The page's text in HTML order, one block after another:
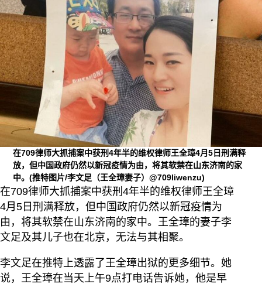
在709律师大抓捕案中获刑4年半的维权律师王全璋4月5日刑满释
放，但中国政府仍然以新冠疫情为由，将其软禁在山东济南的家
中。(推特图片/李文足（王全璋妻子）@709liwenzu)
在709律师大抓捕案中获刑4年半的维权律师王全璋
4月5日刑满释放，但中国政府仍然以新冠疫情为
由，将其软禁在山东济南的家中。王全璋的妻子李
文足及其儿子也在北京，无法与其相聚。
李文足在推特上透露了王全璋出狱的更多细节。她
说，王全璋在当天上午9点打电话告诉她，他是早